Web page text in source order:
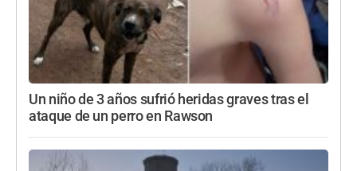
Un niño de 3 años sufrió heridas graves tras el
ataque de un perro en Rawson